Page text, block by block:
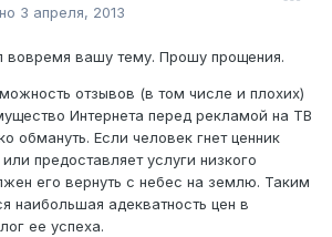
3 апреля, 2013
вовремя вашу тему. Прошу прощения.
отзывов (в том числе и плохих)
Интернета перед рекламой на ТВ
обмануть. Если человек гнет ценник
предоставляет услуги низкого
его вернуть с небес на землю. Таким
наибольшая адекватность цен в
ее успеха.